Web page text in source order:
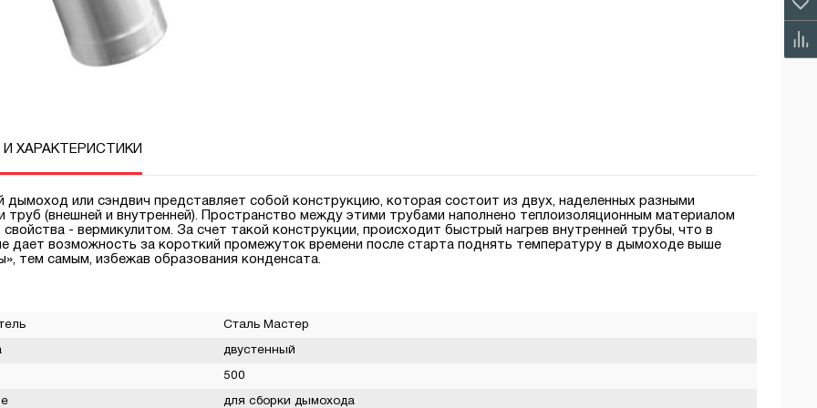
ХАРАКТЕРИСТИКИ
дымоход или сэндвич представляет собой конструкцию, которая состоит из двух, наделенных разными
труб (внешней и внутренней). Пространство между этими трубами наполнено теплоизоляционным материалом
свойства - вермикулитом. За счет такой конструкции, происходит быстрый нагрев внутренней трубы, что в
дает возможность за короткий промежуток времени после старта поднять температуру в дымоходе выше
тем самым, избежав образования конденсата.
Сталь Мастер
двустенный
500
для сборки дымохода